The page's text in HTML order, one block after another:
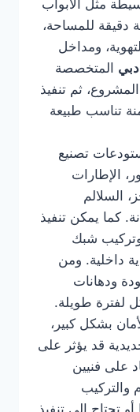
مثل الأبواب
دقيقة للمساحة،
ومداخل
المتخصصة
ثم تنفيذ
تناسب طبيعة
تصنيع
الإطارات
السلالم
كما يمكن تنفيذ
وتركيب شبك
داخلية. ومن
ودهانات
لفترة طويلة.
بشكل كبير،
قد يؤثر على
على فنيين
والتركيب